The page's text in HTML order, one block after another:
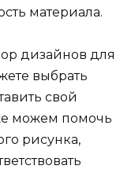
материала.
дизайнов для
выбрать
свой
можем помочь
рисунка,